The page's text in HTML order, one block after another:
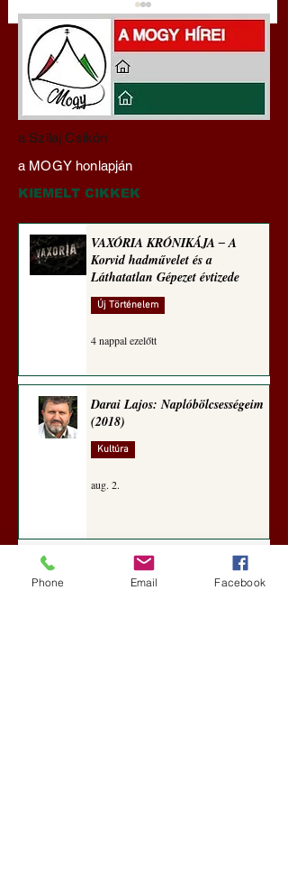
Miért veszélyes a
klímaszakértőkre
hallgatni? A szakértőktől
ments meg, Uram,
a Szilaj Csikón
a MOGY honlapján
KIEMELT CIKKEK
VAXÓRIA KRÓNIKÁJA ‒ A
Korvid hadművelet és a
Láthatatlan Gépezet évtizede
Új Történelem
4 nappal ezelőtt
Darai Lajos: Naplóbölcsességeim
(2018)
Kultúra
aug. 2.
A Rothschildok és a Pentagon
bizalmas feljegyzése: „Hét ország
Phone Email Facebook